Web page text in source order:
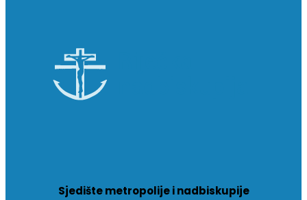
Sjedište metropolije i nadbiskupije